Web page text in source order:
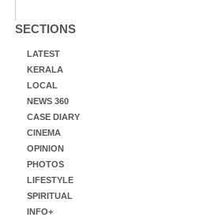
SECTIONS
LATEST
KERALA
LOCAL
NEWS 360
CASE DIARY
CINEMA
OPINION
PHOTOS
LIFESTYLE
SPIRITUAL
INFO+